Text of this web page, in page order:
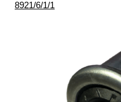
8921/6/1/1